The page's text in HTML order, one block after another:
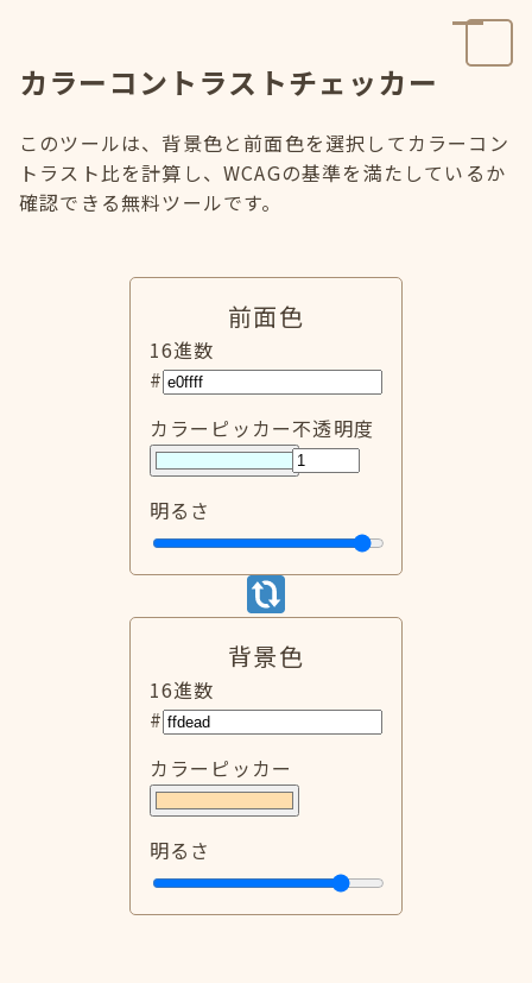
カラーコントラストチェッカー
このツールは、背景色と前面色を選択してカラーコン
トラスト比を計算し、WCAGの基準を満たしているか
確認できる無料ツールです。
前面色
16進数
#
カラーピッカー不透明度
明るさ
背景色
16進数
#
カラーピッカー
明るさ